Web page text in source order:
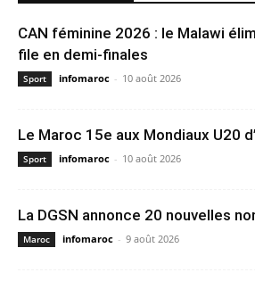
CAN féminine 2026 : le Malawi
file en demi-finales
Sport infomaroc - 10 août 2026
Le Maroc 15e aux Mondiaux U20
Sport infomaroc - 10 août 2026
La DGSN annonce 20 nouvelles
Maroc infomaroc - 9 août 2026